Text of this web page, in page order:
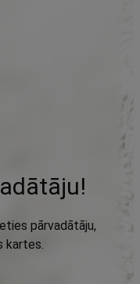
pārvadātāju,
kartes.